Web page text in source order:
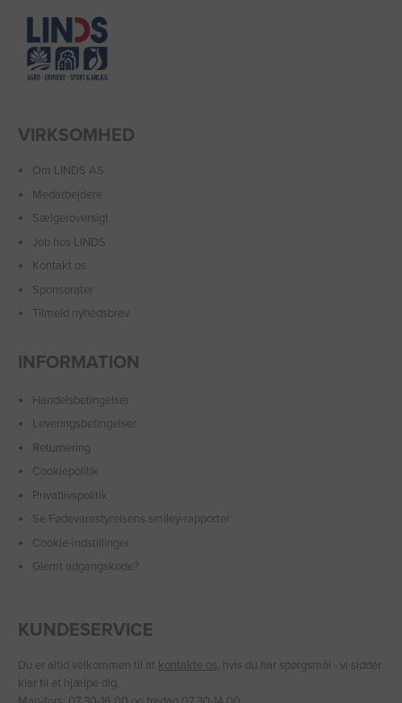
VIRKSOMHED
Om LINDS AS
Medarbejdere
Sælgeroversigt
Job hos LINDS
Kontakt os
Sponsorater
Tilmeld nyhedsbrev
INFORMATION
Handelsbetingelser
Leveringsbetingelser
Returnering
Cookiepolitik
Privatlivspolitik
Se Fødevarestyrelsens smiley-rapporter
Cookie-indstillinger
Glemt adgangskode?
KUNDESERVICE
Du er altid velkommen til at kontakte os, hvis du har spørgsmål - vi sidder
klar til at hjælpe dig.